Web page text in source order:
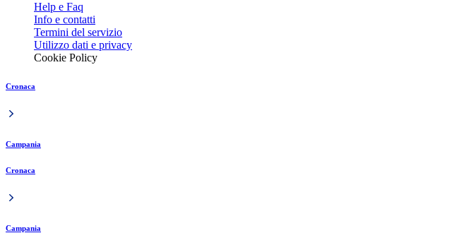
Help e Faq
Info e contatti
Termini del servizio
Utilizzo dati e privacy
Cookie Policy
Cronaca
Campania
Cronaca
Campania